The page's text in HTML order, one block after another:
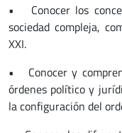
• Conocer los
sociedad compleja,
XXI.
• Conocer y
órdenes político y
la configuración del